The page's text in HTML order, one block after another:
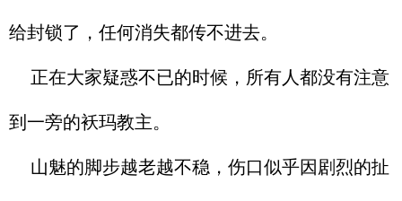
给封锁了，任何消失都传不进去。
正在大家疑惑不已的时候，所有人都没有注意
到一旁的袄玛教主。
山魅的脚步越老越不稳，伤口似乎因剧烈的扯